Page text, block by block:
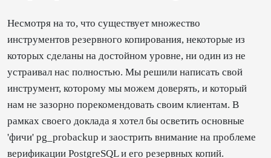
Несмотря на то, что существует множество
инструментов резервного копирования, некоторые из
которых сделаны на достойном уровне, ни один из не
устраивал нас полностью. Мы решили написать свой
инструмент, которому мы можем доверять, и который
нам не зазорно порекомендовать своим клиентам. В
рамках своего доклада я хотел бы осветить основные
'фичи' pg_probackup и заострить внимание на проблеме
верификации PostgreSQL и его резервных копий.